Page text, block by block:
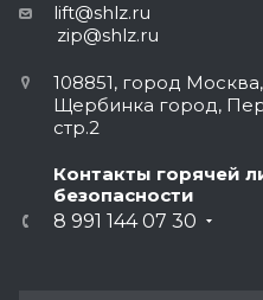
lift@shlz.ru
zip@shlz.ru
108851, город Москва,
Щербинка город,
стр.2
Контакты горячей
безопасности
8 991 144 07 30